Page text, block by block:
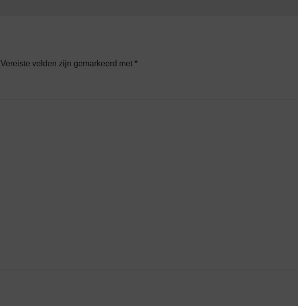
Vereiste velden zijn gemarkeerd met *